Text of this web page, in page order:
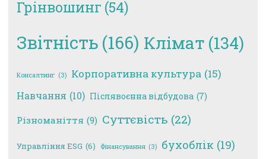
Грінвошинг (54)
Звітність (166) Клімат (134)
Консалтинг (3) Корпоративна культура (15)
Навчання (10) Післявоєнна відбудова (7)
Різноманіття (9) Суттєвість (22)
Управління ESG (6) Фінансування (3) бухоблік (19)